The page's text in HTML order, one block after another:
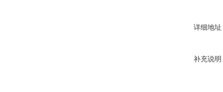
详细地址
补充说明